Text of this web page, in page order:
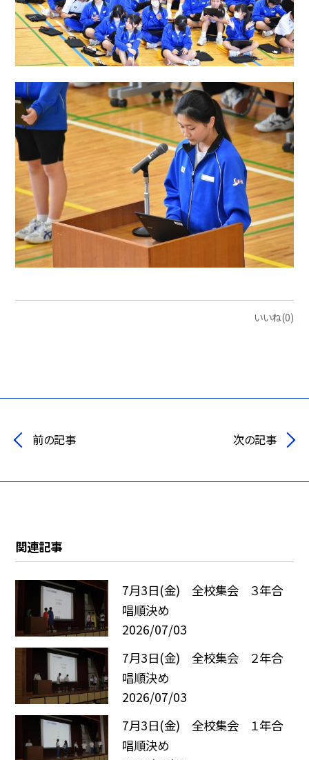
いいね(0)
前の記事 次の記事
関連記事
7月3日(金) 全校集会 ３年合
唱順決め
2026/07/03
7月3日(金) 全校集会 ２年合
唱順決め
2026/07/03
7月3日(金) 全校集会 １年合
唱順決め